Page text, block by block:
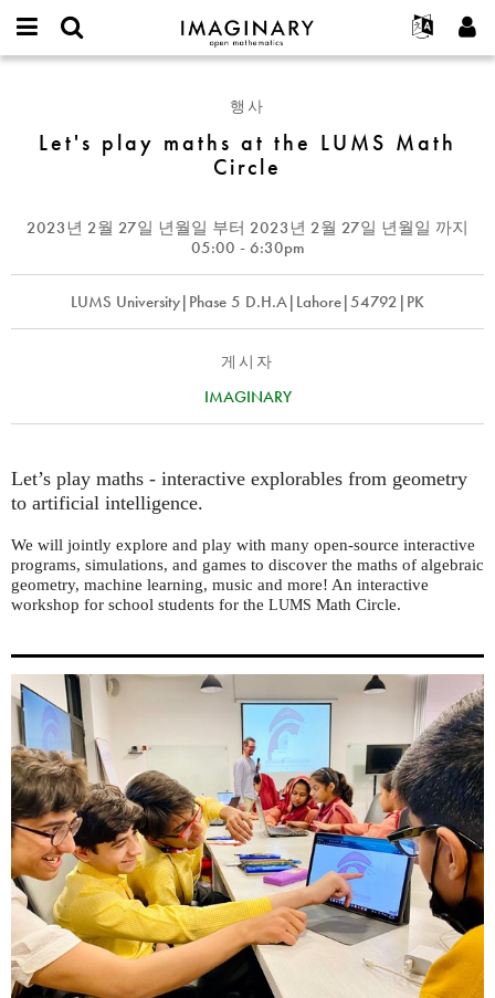
IMAGINARY
open
Français
Deutsch
한국어
Türkçe
Programs
Galleries
Hands-On
Texts
나머지 보기...
프로젝트
참가하기
연락처
username
가입하기
새로운 비밀번호 요청하기
maths
LUMS
Math
Circle
행사
Let's play maths at the LUMS Math
Circle
2023년 2월 27일 년월일 부터 2023년 2월 27일 년월일 까지
05:00 - 6:30pm
LUMS University|Phase 5 D.H.A|Lahore|54792|PK
게시자
IMAGINARY
Let’s play maths - interactive explorables from geometry
to artificial intelligence.
We will jointly explore and play with many open-source interactive
programs, simulations, and games to discover the maths of algebraic
geometry, machine learning, music and more! An interactive
workshop for school students for the LUMS Math Circle.